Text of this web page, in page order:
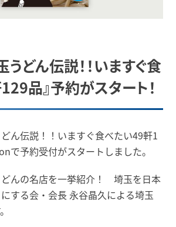
うどん伝説！！いますぐ食
品』予約がスタート！
どん伝説！！いますぐ食べたい49軒1
で予約受付がスタートしました。
どんの名店を一挙紹介！ 埼玉を日本
する会・会長 永谷晶久による埼玉